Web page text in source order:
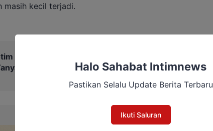
masih kecil terjadi.
Enggan Komentari Karhutla, Wartawan
ke Gubernur
Halo Sahabat Intimnews
Pastikan Selalu Update Berita Terbaru
Ikuti Saluran